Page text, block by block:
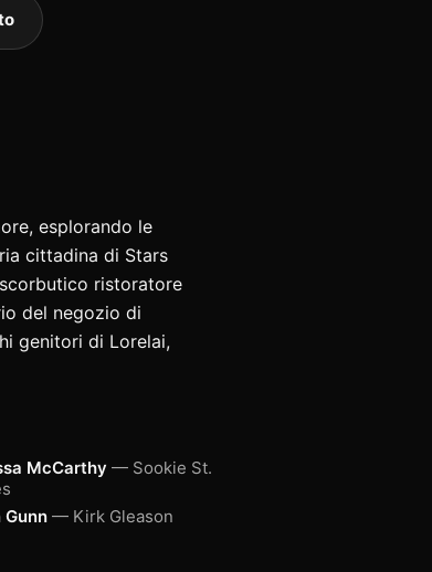
esplorando le
cittadina di Stars
ristoratore
del negozio di
genitori di Lorelai,
McCarthy — Sookie St.
Gunn — Kirk Gleason